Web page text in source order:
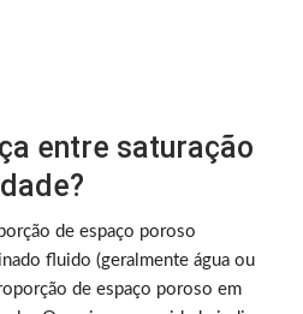
entre saturação
de espaço poroso
fluido (geralmente água ou
de espaço poroso em